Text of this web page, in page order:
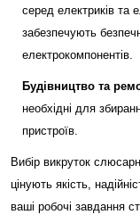
серед електриків та
забезпечують
електрокомпонентів.
Будівництво та
необхідні для
пристроїв.
Вибір викруток
цінують якість,
ваші робочі завдання